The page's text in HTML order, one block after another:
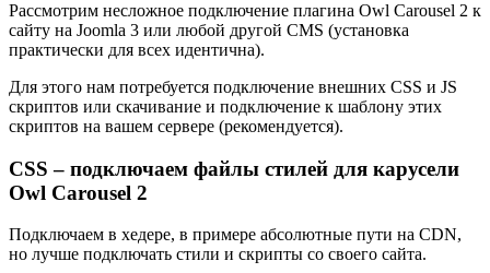
Рассмотрим несложное подключение плагина Owl Carousel 2 к
сайту на Joomla 3 или любой другой CMS (установка
практически для всех идентична).
Для этого нам потребуется подключение внешних CSS и JS
скриптов или скачивание и подключение к шаблону этих
скриптов на вашем сервере (рекомендуется).
CSS – подключаем файлы стилей для карусели
Owl Carousel 2
Подключаем в хедере, в примере абсолютные пути на CDN,
но лучше подключать стили и скрипты со своего сайта.